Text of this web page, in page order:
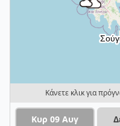
Κάνετε κλικ για
Κυρ 09 Αυγ